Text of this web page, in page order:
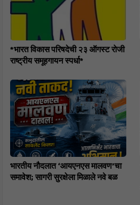
*भारत विकास परिषदेची २३ ऑगस्ट रोजी
राष्ट्रीय समूहगायन स्पर्धा*
भारतीय नौदलात ‘आयएनएस मालवण’चा
समावेश; सागरी सुरक्षेला मिळाले नवे बळ